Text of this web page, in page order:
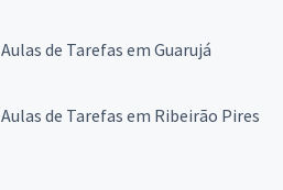
Aulas de Tarefas em Guarujá
Aulas de Tarefas em Ribeirão Pires